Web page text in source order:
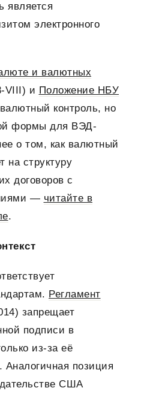
является
электронного
и валютных
VIII) и Положение НБУ
контроль, но
формы для ВЭД-
о том, как валютный
на структуру
договоров с
— читайте в
.
Регламент
запрещает
подписи в
из-за её
позиция
США